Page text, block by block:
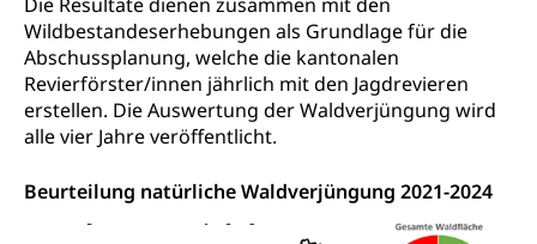
Wildbestandeserhebungen als Grundlage für die
Abschussplanung, welche die kantonalen
Revierförster/innen jährlich mit den Jagdrevieren
erstellen. Die Auswertung der Waldverjüngung wird
alle vier Jahre veröffentlicht.
Beurteilung natürliche Waldverjüngung 2021-2024
Adoptionsverfahren, elterliche Gewalt, elterliche
Sorge
Adoption
Aufenthaltsbewilligungen
Niederlassungsbewilligung, Aufenthalt,
Ausweise und Bescheinigungen